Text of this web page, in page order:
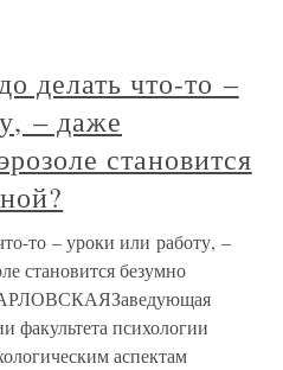
делать что-то –
– даже
становится
то – уроки или работу, –
становится безумно
факультета психологии
аспектам